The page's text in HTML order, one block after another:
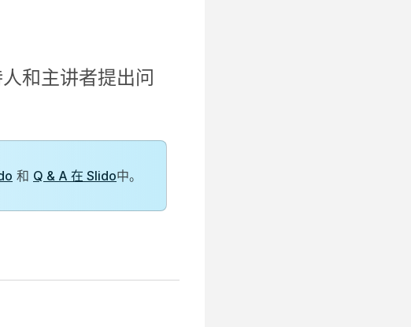
和主讲者提出问
和 Q & A 在 Slido中。